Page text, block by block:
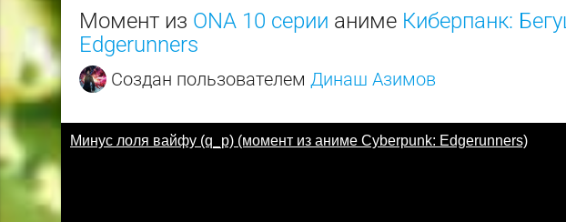
Момент из ONA 10 серии аниме Киберпанк:
Edgerunners
Создан пользователем Динаш Азимов